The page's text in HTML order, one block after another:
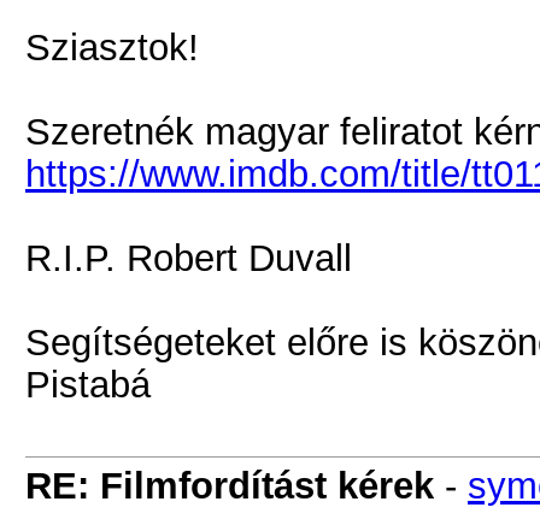
Sziasztok!
Szeretnék magyar feliratot
https://www.imdb.com/title/
R.I.P. Robert Duvall
Segítségeteket előre is
Pistabá
RE: Filmfordítást kérek -